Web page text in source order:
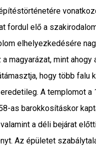
fordul elő a
elhelyezkedésére
magyarázat, mint ahogy
hogy több falu
A templomot a
as barokkosításkor
a déli bejárat
Az épületet